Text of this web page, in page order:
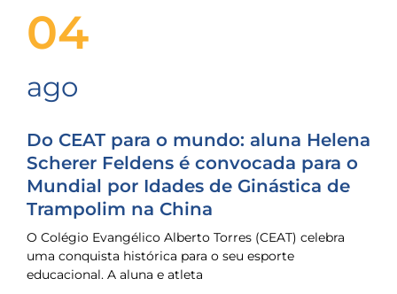
04
ago
Do CEAT para o mundo: aluna Helena
Scherer Feldens é convocada para o
Mundial por Idades de Ginástica de
Trampolim na China
O Colégio Evangélico Alberto Torres (CEAT) celebra
uma conquista histórica para o seu esporte
educacional. A aluna e atleta